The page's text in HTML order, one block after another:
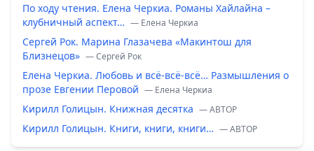
По ходу чтения. Елена Черкиа. Романы Хайлайна –
клубничный аспект… — Елена Черкиа
Сергей Рок. Марина Глазачева «Макинтош для
Близнецов» — Сергей Рок
Елена Черкиа. Любовь и всё-всё-всё… Размышления о
прозе Евгении Перовой — Елена Черкиа
Кирилл Голицын. Книжная десятка — ABTOP
Кирилл Голицын. Книги, книги, книги… — ABTOP